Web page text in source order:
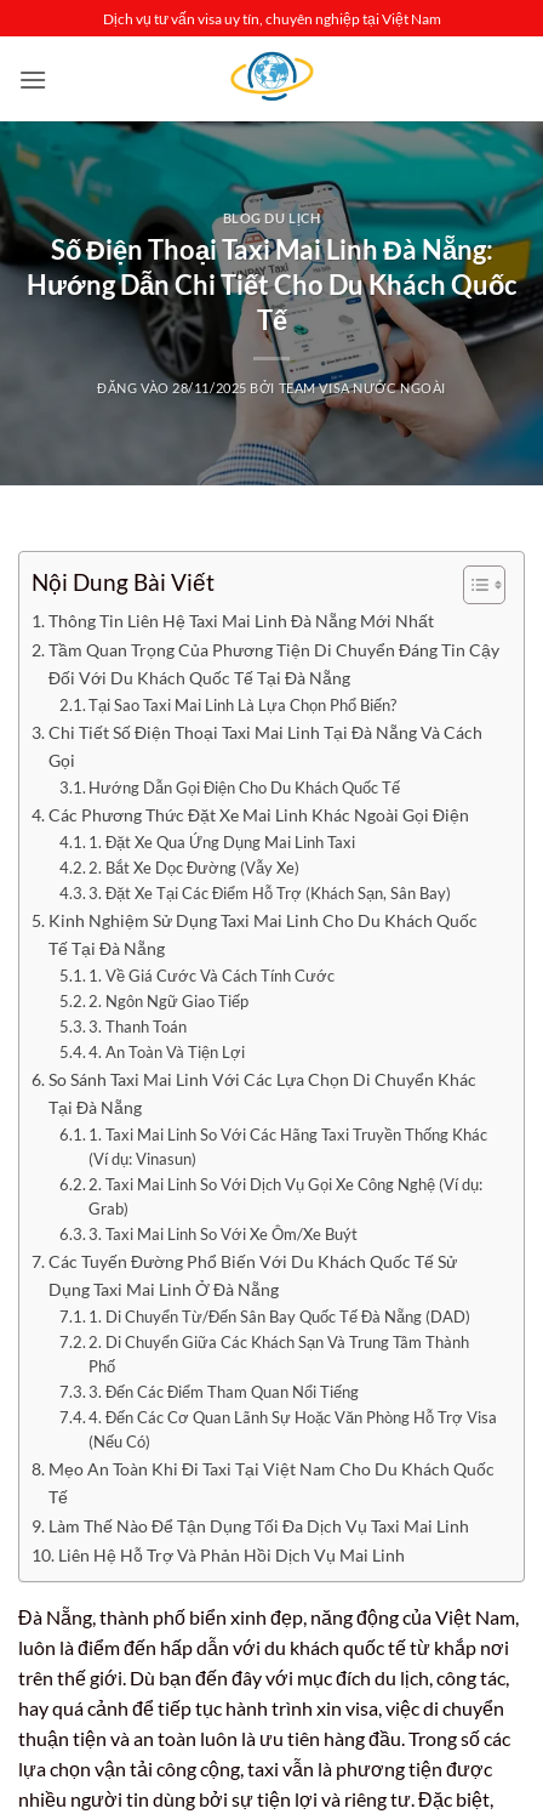
qua
nội
Dịch vụ tư vấn visa uy tín, chuyên nghiệp tại Việt Nam
BLOG DU LỊCH
Số Điện Thoại Taxi Mai Linh Đà Nẵng:
Hướng Dẫn Chi Tiết Cho Du Khách Quốc
Tế
ĐĂNG VÀO28/11/2025 BỞI TEAM VISA NƯỚC NGOÀI
Nội Dung Bài Viết
Thông Tin Liên Hệ Taxi Mai Linh Đà Nẵng Mới Nhất
Tầm Quan Trọng Của Phương Tiện Di Chuyển Đáng Tin Cậy
Đối Với Du Khách Quốc Tế Tại Đà Nẵng
Tại Sao Taxi Mai Linh Là Lựa Chọn Phổ Biến?
Chi Tiết Số Điện Thoại Taxi Mai Linh Tại Đà Nẵng Và Cách
Gọi
Hướng Dẫn Gọi Điện Cho Du Khách Quốc Tế
Các Phương Thức Đặt Xe Mai Linh Khác Ngoài Gọi Điện
1. Đặt Xe Qua Ứng Dụng Mai Linh Taxi
2. Bắt Xe Dọc Đường (Vẫy Xe)
3. Đặt Xe Tại Các Điểm Hỗ Trợ (Khách Sạn, Sân Bay)
Kinh Nghiệm Sử Dụng Taxi Mai Linh Cho Du Khách Quốc
Tế Tại Đà Nẵng
1. Về Giá Cước Và Cách Tính Cước
2. Ngôn Ngữ Giao Tiếp
3. Thanh Toán
4. An Toàn Và Tiện Lợi
So Sánh Taxi Mai Linh Với Các Lựa Chọn Di Chuyển Khác
Tại Đà Nẵng
1. Taxi Mai Linh So Với Các Hãng Taxi Truyền Thống Khác
(Ví dụ: Vinasun)
2. Taxi Mai Linh So Với Dịch Vụ Gọi Xe Công Nghệ (Ví dụ:
Grab)
3. Taxi Mai Linh So Với Xe Ôm/Xe Buýt
Các Tuyến Đường Phổ Biến Với Du Khách Quốc Tế Sử
Dụng Taxi Mai Linh Ở Đà Nẵng
1. Di Chuyển Từ/Đến Sân Bay Quốc Tế Đà Nẵng (DAD)
2. Di Chuyển Giữa Các Khách Sạn Và Trung Tâm Thành
Phố
3. Đến Các Điểm Tham Quan Nổi Tiếng
4. Đến Các Cơ Quan Lãnh Sự Hoặc Văn Phòng Hỗ Trợ Visa
(Nếu Có)
Mẹo An Toàn Khi Đi Taxi Tại Việt Nam Cho Du Khách Quốc
Tế
Làm Thế Nào Để Tận Dụng Tối Đa Dịch Vụ Taxi Mai Linh
Liên Hệ Hỗ Trợ Và Phản Hồi Dịch Vụ Mai Linh
Đà Nẵng, thành phố biển xinh đẹp, năng động của Việt Nam,
luôn là điểm đến hấp dẫn với du khách quốc tế từ khắp nơi
trên thế giới. Dù bạn đến đây với mục đích du lịch, công tác,
hay quá cảnh để tiếp tục hành trình xin visa, việc di chuyển
thuận tiện và an toàn luôn là ưu tiên hàng đầu. Trong số các
lựa chọn vận tải công cộng, taxi vẫn là phương tiện được
nhiều người tin dùng bởi sự tiện lợi và riêng tư. Đặc biệt,